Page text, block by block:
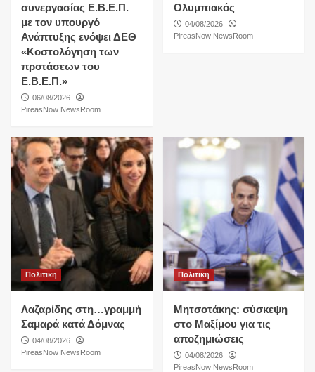
συνεργασίας Ε.Β.Ε.Π.
με τον υπουργό
Ανάπτυξης ενόψει ΔΕΘ
«Κοστολόγηση των
προτάσεων του
Ε.Β.Ε.Π.»
06/08/2026
PireasNow NewsRoom
Ολυμπιακός
04/08/2026
PireasNow NewsRoom
Πολιτικη
Λαζαρίδης στη…γραμμή
Σαμαρά κατά Δόμνας
04/08/2026
PireasNow NewsRoom
Πολιτικη
Μητσοτάκης: σύσκεψη
στο Μαξίμου για τις
αποζημιώσεις
04/08/2026
PireasNow NewsRoom